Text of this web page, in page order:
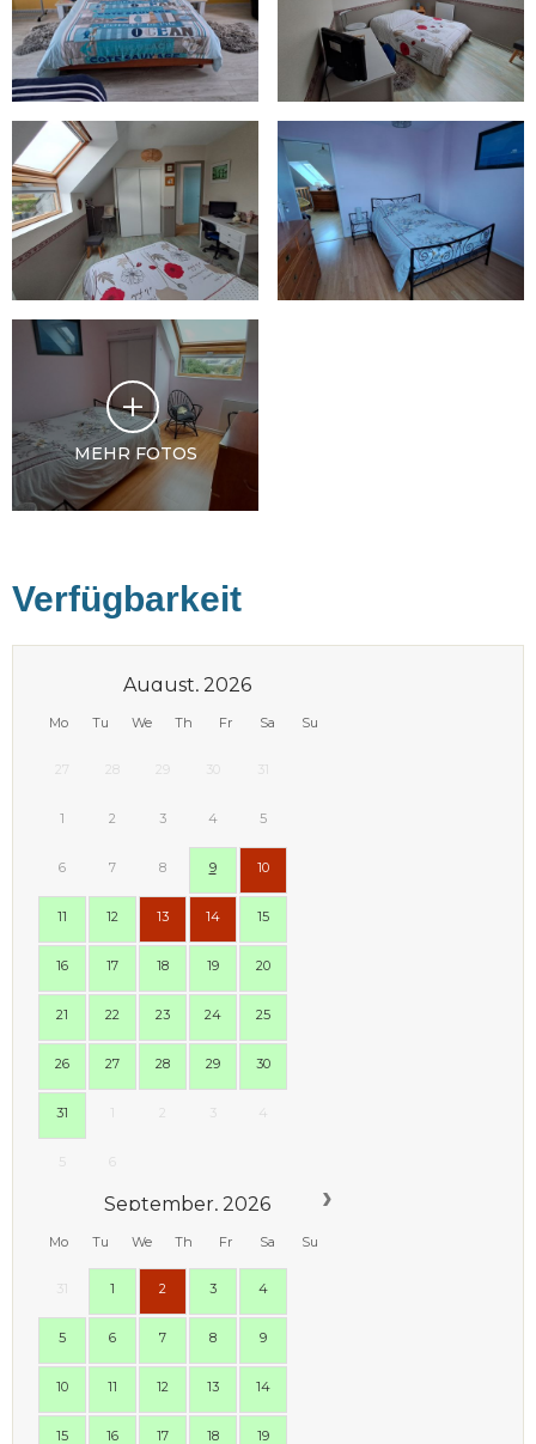
MEHR FOTOS
Verfügbarkeit
August, 2026
Mo Tu We Th Fr Sa Su
27 28 30 31
1 2 3 4 5
6 7 8 9 10
11 12 13 14 15
16 17 18 19 20
21 22 23 24 25
26 27 28 29 30
31 1 3 4
5
September, 2026
Mo Tu We Th Fr Sa Su
31 1 2 3 4
5 6 7 8 9
10 11 12 13 14
15 16 17 18 19